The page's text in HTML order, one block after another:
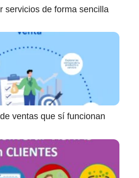
servicios de forma sencilla
ventas que sí funcionan